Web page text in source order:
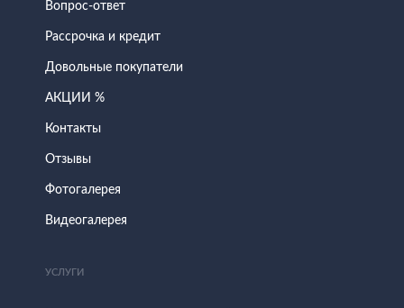
Вопрос-ответ
Рассрочка и кредит
Довольные покупатели
АКЦИИ %
Контакты
Отзывы
Фотогалерея
Видеогалерея
УСЛУГИ